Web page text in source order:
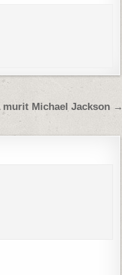
murit Michael Jackson →